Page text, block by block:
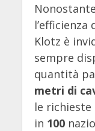
Klotz è
sempre
quantità
metri di
le
in 100